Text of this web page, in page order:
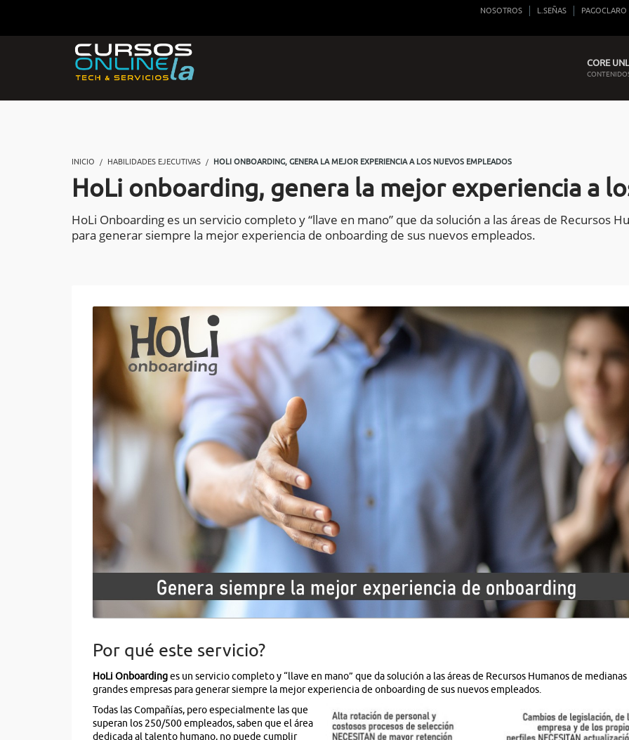
NOSOTROS L.SEÑAS PAGOCLARO
CORE
INICIO HABILIDADES EJECUTIVAS HOLI ONBOARDING, GENERA LA MEJOR EXPERIENCIA A LOS NUEVOS EMPLEADOS
HoLi onboarding, genera la mejor experiencia a
HoLi Onboarding es un servicio completo y “llave en mano” que da solución a las áreas de Recursos
para generar siempre la mejor experiencia de onboarding de sus nuevos empleados.
Por qué este servicio?
HoLi Onboardinges un servicio completo y “llave en mano” que da solución a las áreas de Recursos Humanos de medianas
grandes empresas para generar siempre la mejor experiencia de onboarding de sus nuevos empleados.
Todas las Compañías, pero especialmente las que
superan los 250/500 empleados, saben que el área
dedicada al talento humano, no puede cumplir
Upskilling y
Shot 00987)
AGOSTO 20,2004 / 0
CLAVES DE ESTA
TRENDING SHOT insume
aproximada de 20 minutos....